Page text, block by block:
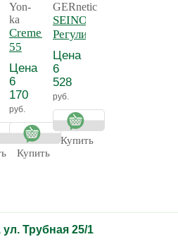
для
Yon-
ka
Creme 55 - Крем
55
антицеллюлитный
Цена
6
170
руб.
Купить
GERnetic
SEINO -
Регулирующий
и
тонизирующий
лосьон для
бюста СЕЙНО
Цена
6
528
руб.
Купить
ул. Трубная 25/1